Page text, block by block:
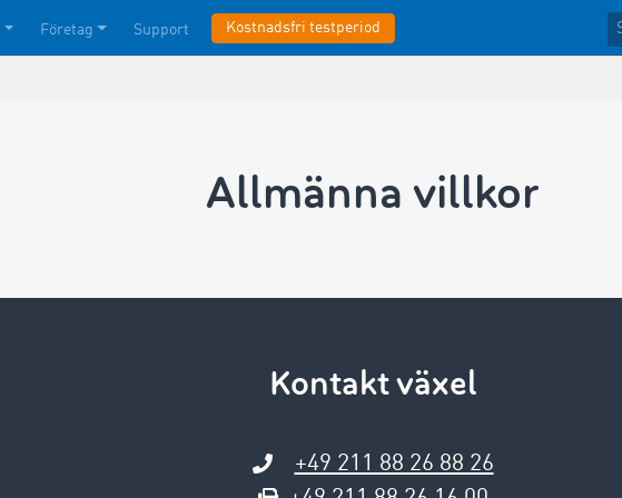
Företag Support Kostnadsfri testperiod
Allmänna­ villkor
Kontakt växel
+49 211 88 26 88 26